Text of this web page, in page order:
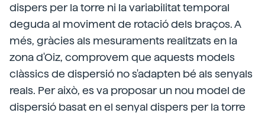
dispers per la torre ni la variabilitat temporal
deguda al moviment de rotació dels braços. A
més, gràcies als mesuraments realitzats en la
zona d'Oiz, comprovem que aquests models
clàssics de dispersió no s'adapten bé als senyals
reals. Per això, es va proposar un nou model de
dispersió basat en el senyal dispers per la torre